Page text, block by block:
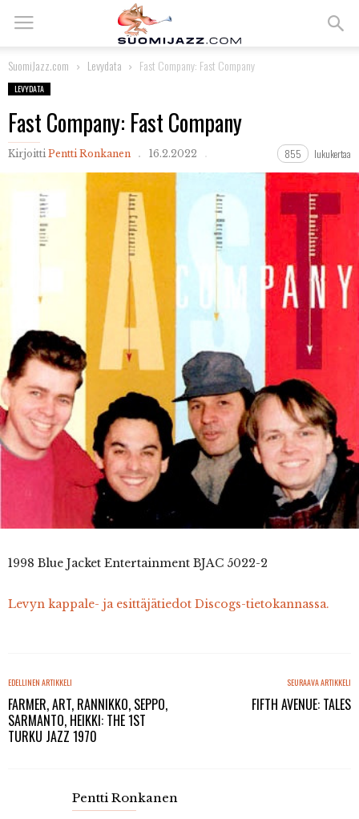
SuomiJazz.com Levydata Fast Company: Fast Company
LEVYDATA
Fast Company: Fast Company
Kirjoitti Pentti Ronkanen 16.2.2022 855 lukukertaa
1998 Blue Jacket Entertainment BJAC 5022-2
Levyn kappale- ja esittäjätiedot Discogs-tietokannassa.
EDELLINEN ARTIKKELI
FARMER, ART, RANNIKKO, SEPPO,
SARMANTO, HEIKKI: THE 1ST
TURKU JAZZ 1970
SEURAAVA ARTIKKELI
FIFTH AVENUE: TALES
Pentti Ronkanen